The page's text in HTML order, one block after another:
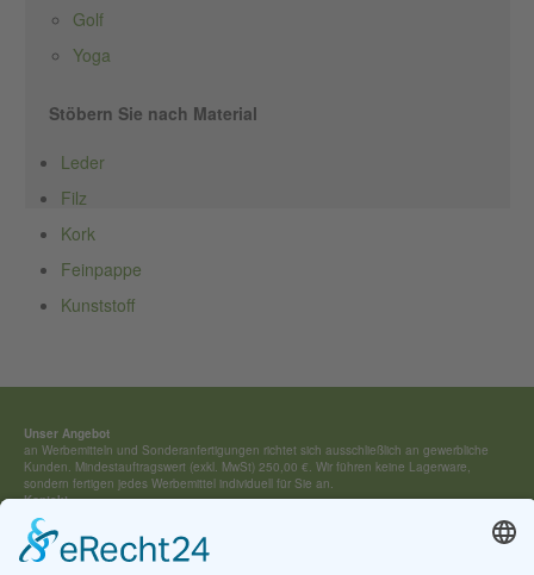
Golf
Yoga
Stöbern Sie nach Material
Leder
Filz
Kork
Feinpappe
Kunststoff
Unser Angebot
an Werbemitteln und Sonderan­fertigungen richtet sich ausschließ­lich an gewerbliche
Kunden. Mindestauftragswert (exkl. MwSt) 250,00 €. Wir führen keine Lagerware,
sondern fertigen jedes Werbemittel individuell für Sie an.
Kontakt:
Tel.: +49 (0) 4154 / 7 95 40-0
vertrieb(at)buehring-shop.com
© 2025 Gabriele Bühring
Über uns